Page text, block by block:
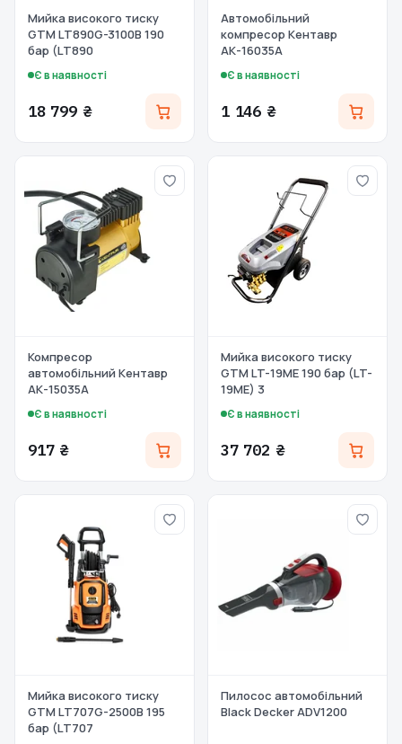
Мийка високого тиску
GTM LT890G-3100B 190
бар (LT890
Є в наявності
18 799 ₴
Автомобільний
компресор Кентавр
АК-16035A
Є в наявності
1 146 ₴
Компресор
автомобільний Кентавр
АК-15035А
Є в наявності
917 ₴
Мийка високого тиску
GTM LT-19ME 190 бар (LT-
19ME) 3
Є в наявності
37 702 ₴
Мийка високого тиску
GTM LT707G-2500B 195
бар (LT707
Пилосос автомобільний
Black Decker ADV1200